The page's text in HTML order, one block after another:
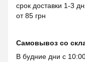
срок доставки 1-3
от 85 грн
Самовывоз со
В будние дни с